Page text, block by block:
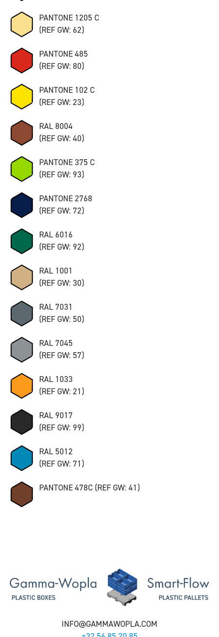
PANTONE 1205 C
(REF GW: 62)
PANTONE 485
(REF GW: 80)
PANTONE 102 C
(REF GW: 23)
RAL 8004
(REF GW: 40)
PANTONE 375 C
(REF GW: 93)
PANTONE 2768
(REF GW: 72)
RAL 6016
(REF GW: 92)
RAL 1001
(REF GW: 30)
RAL 7031
(REF GW: 50)
RAL 7045
(REF GW: 57)
RAL 1033
(REF GW: 21)
RAL 9017
(REF GW: 99)
RAL 5012
(REF GW: 71)
PANTONE 478C (REF GW: 41)
INFO@GAMMAWOPLA.COM